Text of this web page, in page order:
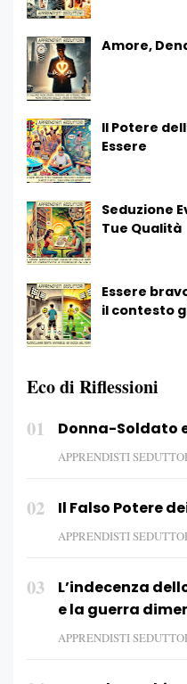
Amore,
Il Potere
Essere
Seduzione
Tue Qualità
Essere
il contesto
Eco di Riflessioni
01 Donna-Soldato
APPRENDISTI
02 Il Falso Potere
APPRENDISTI
03
L’indecenza
e la guerra
APPRENDISTI